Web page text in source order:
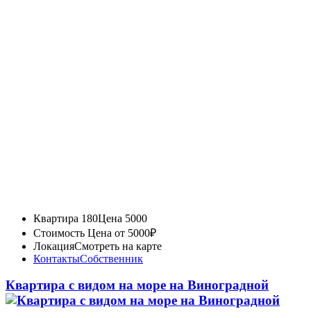
Квартира 180Цена 5000
Стоимость Цена от 5000₽
ЛокацияСмотреть на карте
КонтактыСобственник
Квартира с видом на море на Виноградной